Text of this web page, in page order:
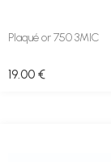
Plaqué or 750 3MIC
19.00 €